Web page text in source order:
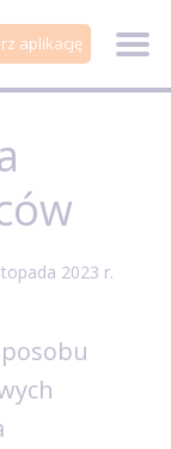
aplikację
2023 r.